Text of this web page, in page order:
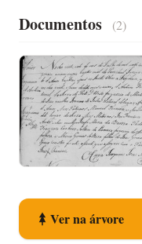
Documentos (2)
Ver na árvore